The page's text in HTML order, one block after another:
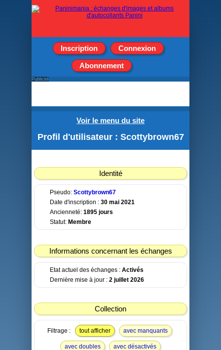
Inscription Connexion
Abonnement
Voir le menu du site
Profil d'utilisateur : Scottybrown67
Identité
Pseudo: Scottybrown67
Date d'inscription : 30 mai 2021
Ancienneté: 1895 jours
Statut: Membre
Informations concernant les échanges
Etat actuel des échanges : Activés
Dernière mise à jour : 2 juillet 2026
Collection
Filtrage : tout afficher avec manquants
avec doubles avec désactivés
Publicité